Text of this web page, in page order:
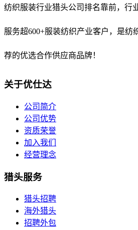
纺织服装行业猎头公司排名靠前， 行
服务超600+服装纺织产业客户，是纺
荐的优选合作供应商品牌！
关于优仕达
公司简介
公司优势
资质荣誉
加入我们
经营理念
猎头服务
猎头招聘
海外猎头
招聘外包